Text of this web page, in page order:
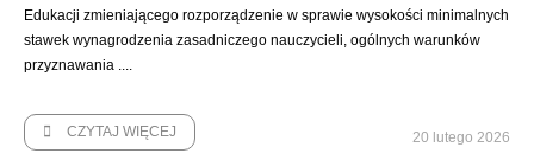
Edukacji zmieniającego rozporządzenie w sprawie wysokości minimalnych
stawek wynagrodzenia zasadniczego nauczycieli, ogólnych warunków
przyznawania ....
CZYTAJ WIĘCEJ 20 lutego 2026